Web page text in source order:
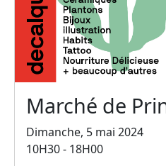
Marché de
Dimanche, 5 mai 2024
10H30 - 18H00